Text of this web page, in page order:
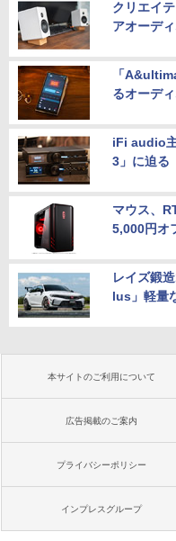
クリエイ
アオーデ
「
るオーデ
iFi audio
3」に迫る
マウス、
5,000円オ
レイズ鍛
lus」軽量
本サイトのご利用について
広告掲載のご案内
プライバシーポリシー
インプレスグループ